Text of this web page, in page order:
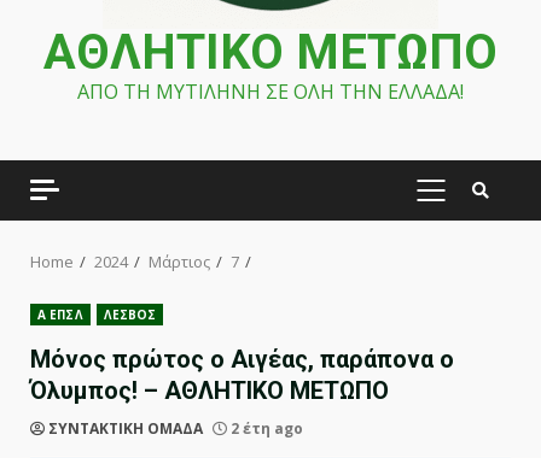
ΑΘΛΗΤΙΚΟ ΜΕΤΩΠΟ
ΑΠΟ ΤΗ ΜΥΤΙΛΗΝΗ ΣΕ ΟΛΗ ΤΗΝ ΕΛΛΑΔΑ!
PRIMARY
Home 2024 Μάρτιος 7
Α ΕΠΣΛ ΛΕΣΒΟΣ
Μόνος πρώτος ο Αιγέας, παράπονα ο
Όλυμπος! – ΑΘΛΗΤΙΚΟ ΜΕΤΩΠΟ
ΣΥΝΤΑΚΤΙΚΗ ΟΜΑΔΑ 2 έτη ago